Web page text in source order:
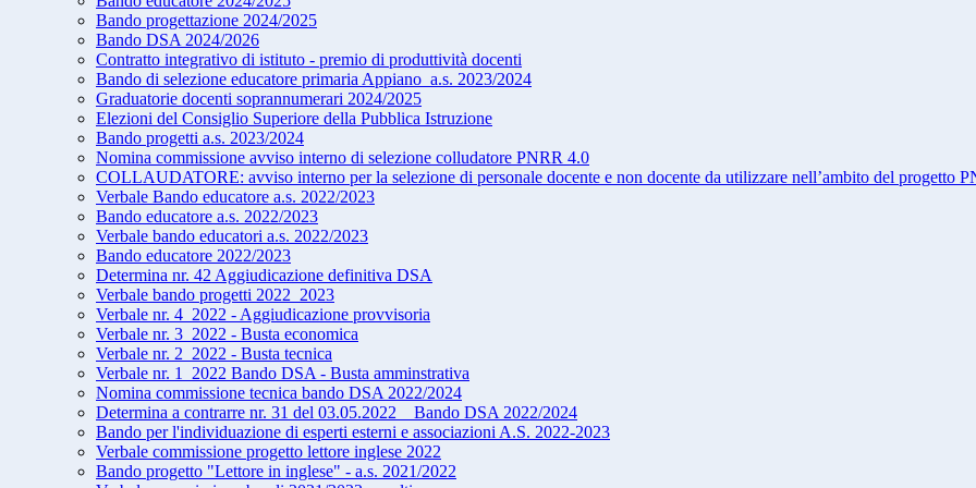
Bando progettazione 2024/2025
Bando DSA 2024/2026
Contratto integrativo di istituto - premio di produttività docenti
Bando di selezione educatore primaria Appiano_a.s. 2023/2024
Graduatorie docenti soprannumerari 2024/2025
Elezioni del Consiglio Superiore della Pubblica Istruzione
Bando progetti a.s. 2023/2024
Nomina commissione avviso interno di selezione colludatore PNRR 4.0
COLLAUDATORE: avviso interno per la selezione di personale docente e non docente da utilizzare nell’ambito del progetto
Verbale Bando educatore a.s. 2022/2023
Bando educatore a.s. 2022/2023
Verbale bando educatori a.s. 2022/2023
Bando educatore 2022/2023
Determina nr. 42 Aggiudicazione definitiva DSA
Verbale bando progetti 2022_2023
Verbale nr. 4_2022 - Aggiudicazione provvisoria
Verbale nr. 3_2022 - Busta economica
Verbale nr. 2_2022 - Busta tecnica
Verbale nr. 1_2022 Bando DSA - Busta amminstrativa
Nomina commissione tecnica bando DSA 2022/2024
Determina a contrarre nr. 31 del 03.05.2022 _ Bando DSA 2022/2024
Bando per l'individuazione di esperti esterni e associazioni A.S. 2022-2023
Verbale commissione progetto lettore inglese 2022
Bando progetto "Lettore in inglese" - a.s. 2021/2022